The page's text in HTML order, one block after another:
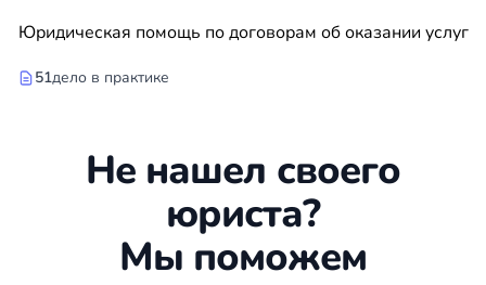
Юридическая помощь по договорам об оказании услуг
51дело в практике
Не нашел своего
юриста?
Мы поможем